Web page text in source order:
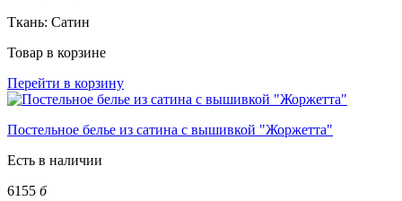
Ткань: Сатин
Товар в корзине
Перейти в корзину
Постельное белье из сатина с вышивкой "Жоржетта"
Есть в наличии
6155 б